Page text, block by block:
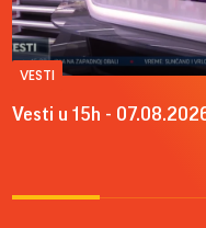
VESTI
Vesti u 15h -